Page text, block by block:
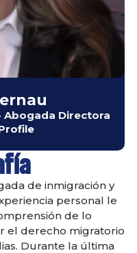
Abogada Directora
de inmigración y
personal le
de lo
el derecho migratorio
Durante la última